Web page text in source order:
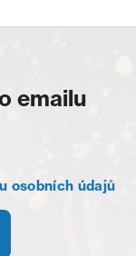
emailu
osobních údajů